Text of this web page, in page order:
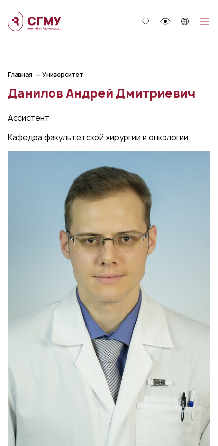
Главная Университет
Данилов Андрей Дмитриевич
Ассистент
Кафедра факультетской хирургии и онкологии